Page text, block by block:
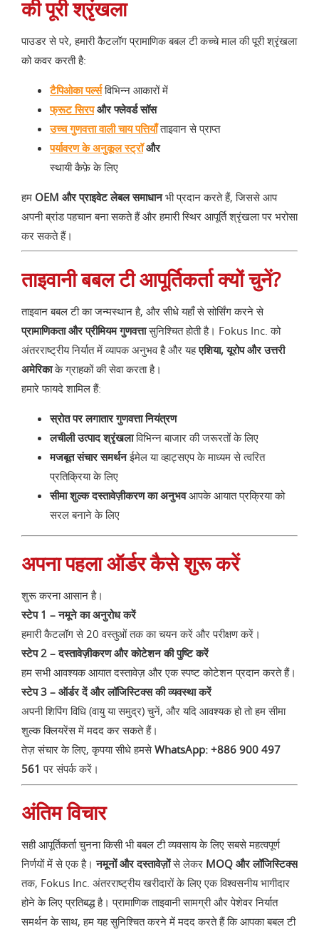
की पूरी श्रृंखला
पाउडर से परे, हमारी कैटलॉग प्रामाणिक बबल टी कच्चे माल की पूरी श्रृंखला
को कवर करती है:
टैपिओका पर्ल्सविभिन्न आकारों में
फ्रूट सिरपऔर फ्लेवर्ड सॉस
उच्च गुणवत्ता वाली चाय पत्तियाँताइवान से प्राप्त
पर्यावरण के अनुकूल स्ट्रॉऔर
स्थायी कैफ़े के लिए
हम OEM और प्राइवेट लेबल समाधानभी प्रदान करते हैं, जिससे आप
अपनी ब्रांड पहचान बना सकते हैं और हमारी स्थिर आपूर्ति श्रृंखला पर भरोसा
कर सकते हैं।
ताइवानी बबल टी आपूर्तिकर्ता क्यों चुनें?
ताइवान बबल टी का जन्मस्थान है, और सीधे यहाँ से सोर्सिंग करने से
प्रामाणिकता और प्रीमियम गुणवत्तासुनिश्चित होती है। Fokus Inc. को
अंतरराष्ट्रीय निर्यात में व्यापक अनुभव है और यहएशिया, यूरोप और उत्तरी
अमेरिकाके ग्राहकों की सेवा करता है।
हमारे फायदे शामिल हैं:
स्रोत पर लगातार गुणवत्ता नियंत्रण
लचीली उत्पाद श्रृंखलाविभिन्न बाजार की जरूरतों के लिए
मजबूत संचार समर्थनईमेल या व्हाट्सएप के माध्यम से त्वरित
प्रतिक्रिया के लिए
सीमा शुल्क दस्तावेज़ीकरण का अनुभवआपके आयात प्रक्रिया को
सरल बनाने के लिए
अपना पहला ऑर्डर कैसे शुरू करें
शुरू करना आसान है।
स्टेप 1 – नमूने का अनुरोध करें
हमारी कैटलॉग से 20 वस्तुओं तक का चयन करें और परीक्षण करें।
स्टेप 2 – दस्तावेज़ीकरण और कोटेशन की पुष्टि करें
हम सभी आवश्यक आयात दस्तावेज़ और एक स्पष्ट कोटेशन प्रदान करते हैं।
स्टेप 3 – ऑर्डर दें और लॉजिस्टिक्स की व्यवस्था करें
अपनी शिपिंग विधि (वायु या समुद्र) चुनें, और यदि आवश्यक हो तो हम सीमा
शुल्क क्लियरेंस में मदद कर सकते हैं।
तेज़ संचार के लिए, कृपया सीधे हमसेWhatsApp: +886 900 497
561 पर संपर्क करें।
अंतिम विचार
सही आपूर्तिकर्ता चुनना किसी भी बबल टी व्यवसाय के लिए सबसे महत्वपूर्ण
निर्णयों में से एक है।नमूनों और दस्तावेज़ोंसे लेकर MOQ और लॉजिस्टिक्स
तक, Fokus Inc. अंतरराष्ट्रीय खरीदारों के लिए एक विश्वसनीय भागीदार
होने के लिए प्रतिबद्ध है। प्रामाणिक ताइवानी सामग्री और पेशेवर निर्यात
समर्थन के साथ, हम यह सुनिश्चित करने में मदद करते हैं कि आपका बबल टी